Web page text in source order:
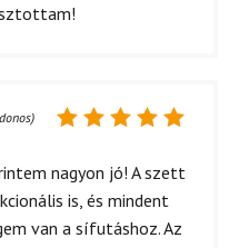
5/ 5
nagyon jó! A szett
is, és mindent
van a sífutáshoz. Az